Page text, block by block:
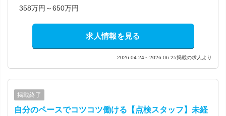
358万円～650万円
求人情報を見る
2026-04-24～2026-06-25掲載の求人より
掲載終了
自分のペースでコツコツ働ける【点検スタッフ】未経